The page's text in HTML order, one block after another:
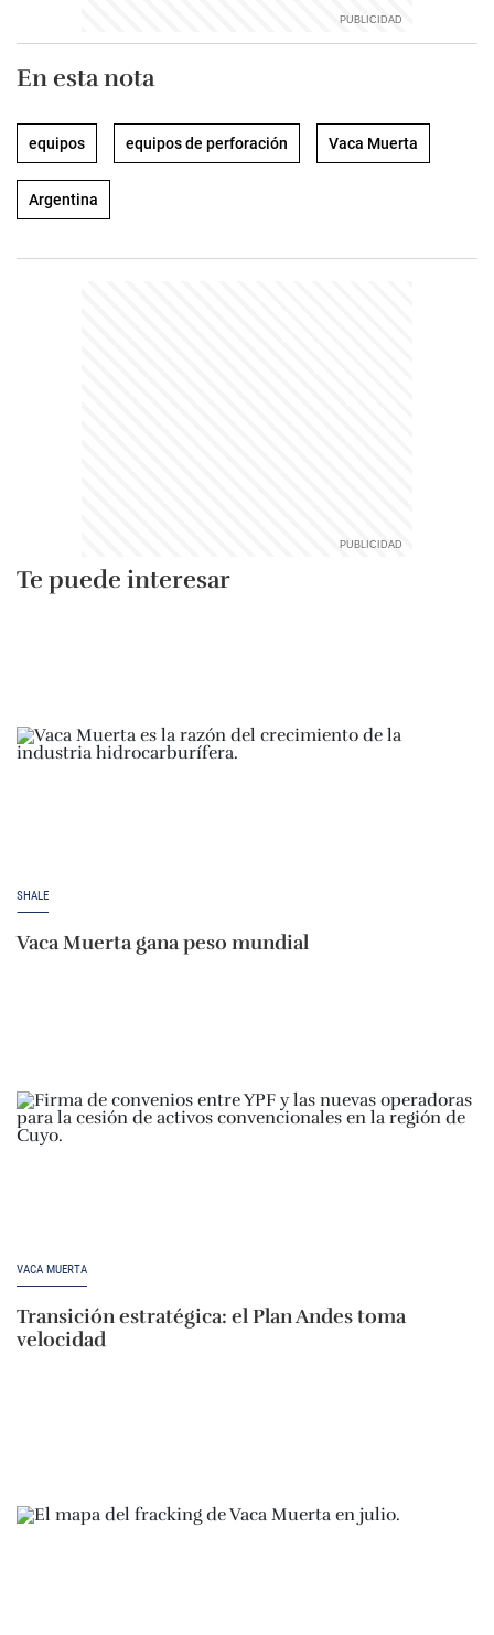
En esta nota
equipos equipos de perforación Vaca Muerta
Argentina
Te puede interesar
SHALE
Vaca Muerta gana peso mundial
VACA MUERTA
Transición estratégica: el Plan Andes toma
velocidad